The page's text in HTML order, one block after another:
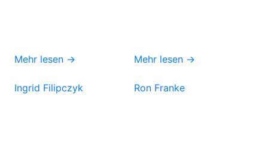
Mehr lesen → Mehr lesen →
Ingrid Filipczyk Ron Franke